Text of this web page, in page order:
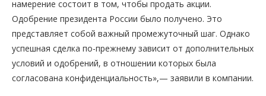
намерение состоит в том, чтобы продать акции.
Одобрение президента России было получено. Это
представляет собой важный промежуточный шаг. Однако
успешная сделка по-прежнему зависит от дополнительных
условий и одобрений, в отношении которых была
согласована конфиденциальность»,— заявили в компании.